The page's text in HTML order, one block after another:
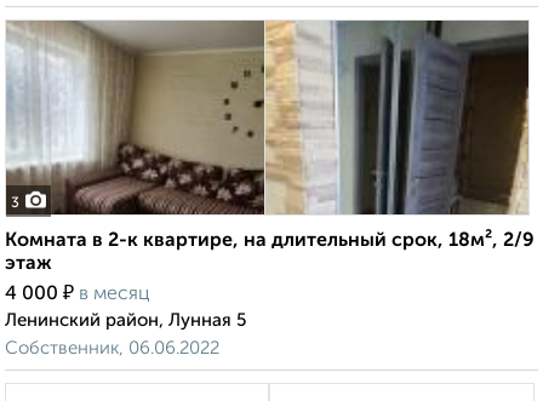
3
Комната в 2-к квартире, на длительный срок, 18м², 2/9
этаж
4 000 ₽ в месяц
Ленинский район, Лунная 5
Собственник, 06.06.2022